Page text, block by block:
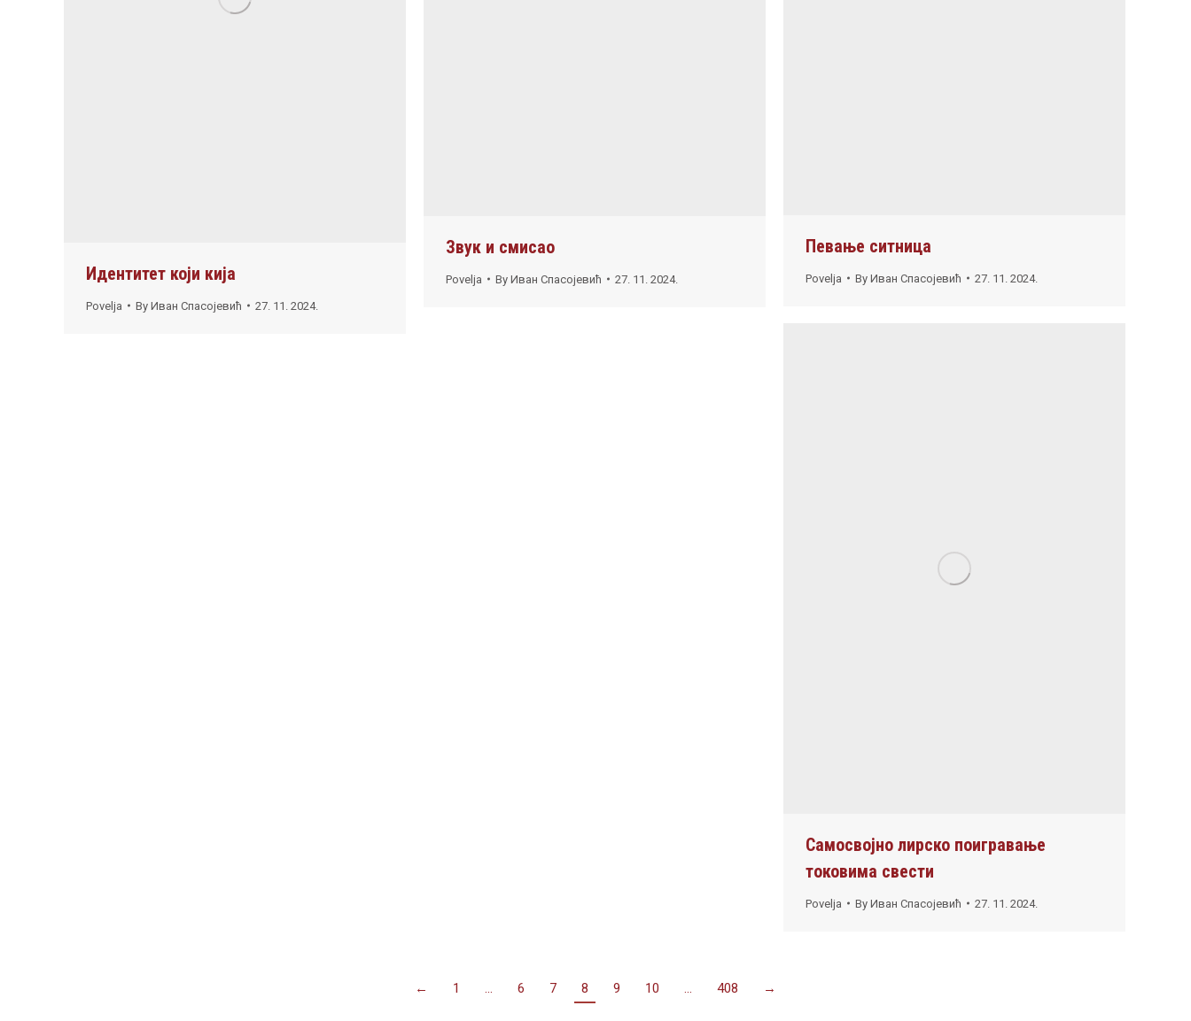
Певање ситница
Povelja By Иван Спасојевић 27. 11. 2024.
Звук и смисао
Povelja By Иван Спасојевић 27. 11. 2024.
Идентитет који кија
Povelja By Иван Спасојевић 27. 11. 2024.
Самосвојно лирско поигравање
токовима свести
Povelja By Иван Спасојевић 27. 11. 2024.
← 1 … 6 7 8 9 10 … 408 →